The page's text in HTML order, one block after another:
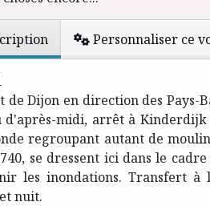
Personnaliser ce
de Dijon en direction des Pays-
midi, arrêt à Kinderdijk
regroupant autant de
se dressent ici dans le
les inondations. Transfert
nuit.